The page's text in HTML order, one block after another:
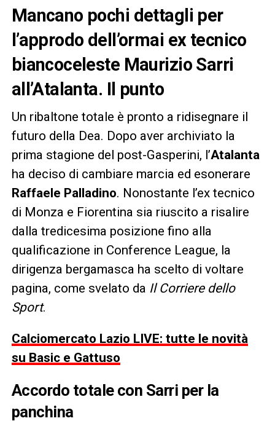
Mancano pochi dettagli per
l’approdo dell’ormai ex tecnico
biancoceleste Maurizio Sarri
all’Atalanta. Il punto
Un ribaltone totale è pronto a ridisegnare il
futuro della Dea. Dopo aver archiviato la
prima stagione del post-Gasperini, l’Atalanta
ha deciso di cambiare marcia ed esonerare
Raffaele Palladino. Nonostante l’ex tecnico
di Monza e Fiorentina sia riuscito a risalire
dalla tredicesima posizione fino alla
qualificazione in Conference League, la
dirigenza bergamasca ha scelto di voltare
pagina, come svelato da Il Corriere dello
Sport.
Calciomercato Lazio LIVE: tutte le novità
su Basic e Gattuso
Accordo totale con Sarri per la
panchina